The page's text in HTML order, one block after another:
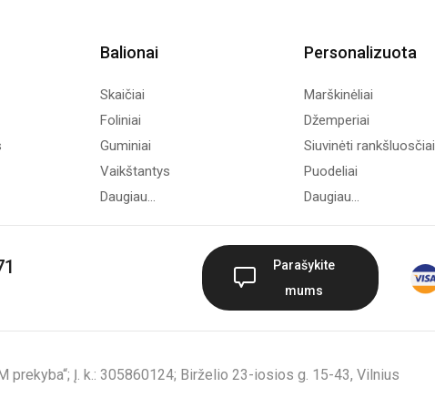
Balionai
Skaičiai
Foliniai
Guminiai
Vaikštantys
Daugiau...
Personalizuota
Marškinėliai
Džemperiai
Siuvinėti rankšluosčiai
Puodeliai
Daugiau...
Parašykite
mums
prekyba“; Į. k.: 305860124; Birželio 23-iosios g. 15-43, Vilnius